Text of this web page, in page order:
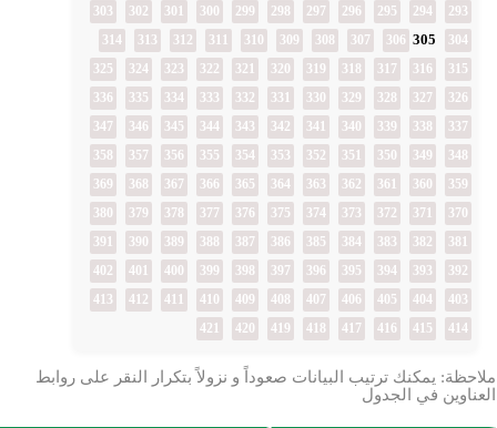
293
294
295
296
297
298
299
300
301
302
303
304
306
307
308
309
310
311
312
313
314
315
316
317
318
319
320
321
322
323
324
325
326
327
328
329
330
331
332
333
334
335
336
337
338
339
340
341
342
343
344
345
346
347
348
349
350
351
352
353
354
355
356
357
358
359
360
361
362
363
364
365
366
367
368
369
370
371
372
373
374
375
376
377
378
379
380
381
382
383
384
385
386
387
388
389
390
391
392
393
394
395
396
397
398
399
400
401
402
403
404
405
406
407
408
409
410
411
412
413
414
415
416
417
418
419
420
421
ملاحظة: يمكنك ترتيب البيانات صعوداً و نزولاً بتكرار النقر على روابط
العناوين في الجدول